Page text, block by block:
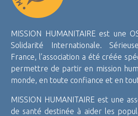
MISSION HUMANITAIRE est une
Solidarité Internationale.
France, l’association a été créée
permettre de partir en mission
monde, en toute confiance et en
MISSION HUMANITAIRE est une
de santé destinée à aider les